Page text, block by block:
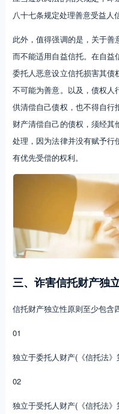
八十七条规定处理善意受益人
此外，值得强调的是，关于善
而不能适用自益信托。在自
委托人恶意设立信托损害其
不可能为善意。以及，债权
供清偿自己债权，也不得自
财产清偿自己的债权，须经
处理，因为法律并没有赋予
有优先受偿的权利。
三、诈害信托财产独
信托财产独立性原则至少包含
01
独立于委托人财产(《信托法》
02
独立于受托人财产(《信托法